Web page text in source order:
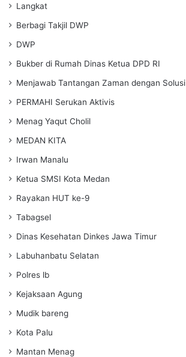
Langkat
Berbagi Takjil DWP
DWP
Bukber di Rumah Dinas Ketua DPD RI
Menjawab Tantangan Zaman dengan Solusi
PERMAHI Serukan Aktivis
Menag Yaqut Cholil
MEDAN KITA
Irwan Manalu
Ketua SMSI Kota Medan
Rayakan HUT ke-9
Tabagsel
Dinas Kesehatan Dinkes Jawa Timur
Labuhanbatu Selatan
Polres lb
Kejaksaan Agung
Mudik bareng
Kota Palu
Mantan Menag